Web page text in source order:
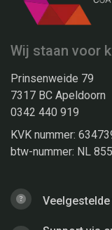
Wij staan voor
Prinsenweide 79
7317 BC Apeldoorn
0342 440 919
KVK nummer:
btw-nummer: NL